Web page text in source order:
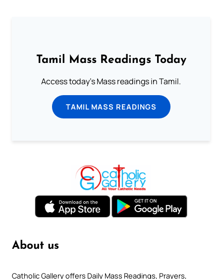
Tamil Mass Readings Today
Access today's Mass readings in Tamil.
TAMIL MASS READINGS
About us
Catholic Gallery offers Daily Mass Readings, Prayers,